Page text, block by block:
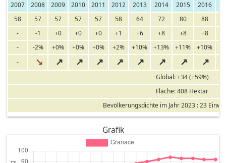
2007
2008 2009 2010 2011 2012 2013 2014 2015 2016
58
57 57 57 57 58 64 72 80 88
-
-1 +0 +0 +0 +1 +6 +8 +8 +8
-
-2% +0% +0% +0% +2% +10% +13% +11% +10%
-
↘ ↗ ↗ ↗ ↗ ↗ ↗ ↗ ↗
Global: +34 (+59%)
Fläche: 408 Hektar
Bevölkerungsdichte im Jahr 2023 : 23
Grafik